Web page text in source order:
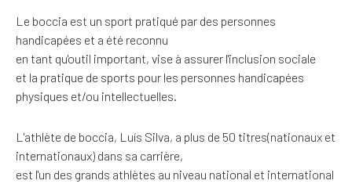
Le boccia est un sport pratiqué par des personnes
handicapées et a été reconnu
en tant qu'outil important, vise à assurer l'inclusion sociale
et la pratique de sports pour les personnes handicapées
physiques et/ou intellectuelles.
L'athlète de boccia, Luís Silva, a plus de 50 titres(nationaux et
internationaux) dans sa carrière,
est l'un des grands athlètes au niveau national et international